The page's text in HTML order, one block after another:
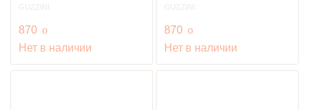
GUZZINI
870 руб.
o
Нет в наличии
GUZZINI
870 руб.
o
Нет в наличии